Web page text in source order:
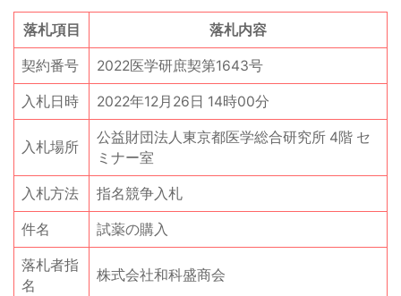
落札項目 落札内容
契約番号 2022医学研庶契第1643号
入札日時 2022年12月26日 14時00分
入札場所
公益財団法人東京都医学総合研究所 4階 セ
ミナー室
入札方法 指名競争入札
件名 試薬の購入
落札者指
名
株式会社和科盛商会